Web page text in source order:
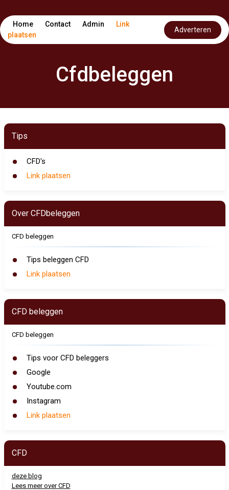
Home Contact Admin
Link
plaatsen
Adverteren
Cfdbeleggen
Tips
CFD's
Link plaatsen
Over CFDbeleggen
CFD beleggen
Tips beleggen CFD
Link plaatsen
CFD beleggen
CFD beleggen
Tips voor CFD beleggers
Google
Youtube.com
Instagram
Link plaatsen
CFD
deze blog
Lees meer over CFD